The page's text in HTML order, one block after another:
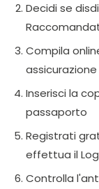
Decidi se
Compila
Inserisci la
passaporto
Registrati
effettua il
Controlla